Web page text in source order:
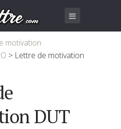
motivation
> Lettre de motivation
DUT